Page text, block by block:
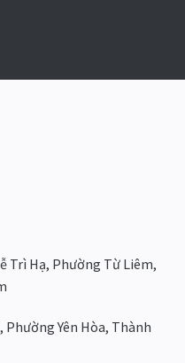
Trì Hạ, Phường Từ Liêm,
Phường Yên Hòa, Thành